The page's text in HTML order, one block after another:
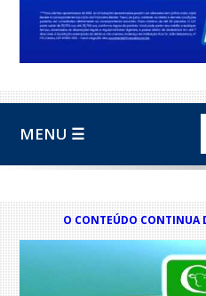
MENU ☰
O CONTEÚDO CONTINUA